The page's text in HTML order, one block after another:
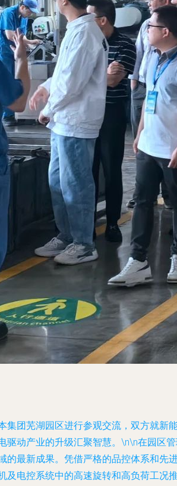
集团芜湖园区进行参观交流，双方就
驱动产业的升级汇聚智慧。\n\n在园区
的最新成果。凭借严格的品控体系和
及电控系统中的高速旋转和高负荷工